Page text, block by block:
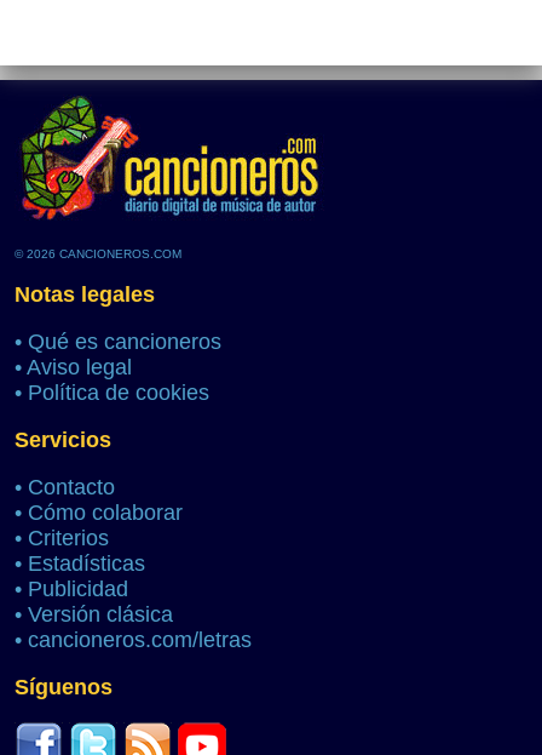
© 2026 CANCIONEROS.COM
Notas legales
• Qué es cancioneros
• Aviso legal
• Política de cookies
Servicios
• Contacto
• Cómo colaborar
• Criterios
• Estadísticas
• Publicidad
• Versión clásica
• cancioneros.com/letras
Síguenos